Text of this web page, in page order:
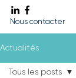
Nous contacter
Actualités
Tous les posts